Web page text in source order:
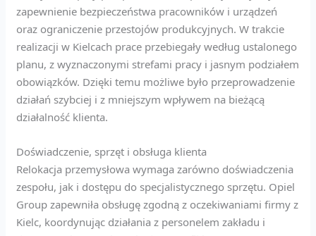
zapewnienie bezpieczeństwa pracowników i urządzeń
oraz ograniczenie przestojów produkcyjnych. W trakcie
realizacji w Kielcach prace przebiegały według ustalonego
planu, z wyznaczonymi strefami pracy i jasnym podziałem
obowiązków. Dzięki temu możliwe było przeprowadzenie
działań szybciej i z mniejszym wpływem na bieżącą
działalność klienta.
Doświadczenie, sprzęt i obsługa klienta
Relokacja przemysłowa wymaga zarówno doświadczenia
zespołu, jak i dostępu do specjalistycznego sprzętu. Opiel
Group zapewniła obsługę zgodną z oczekiwaniami firmy z
Kielc, koordynując działania z personelem zakładu i